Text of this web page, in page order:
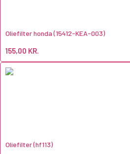
Oliefilter honda (15412-KEA-003)
155,00 KR.
Oliefilter (hf113)